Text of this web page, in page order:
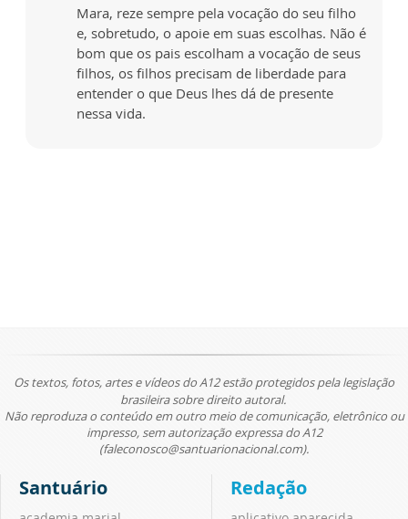
Mara, reze sempre pela vocação do seu filho
e, sobretudo, o apoie em suas escolhas. Não é
bom que os pais escolham a vocação de seus
filhos, os filhos precisam de liberdade para
entender o que Deus lhes dá de presente
nessa vida.
Os textos, fotos, artes e vídeos do A12 estão protegidos pela legislação
brasileira sobre direito autoral.
Não reproduza o conteúdo em outro meio de comunicação, eletrônico ou
impresso, sem autorização expressa do A12
(faleconosco@santuarionacional.com).
Santuário Redação